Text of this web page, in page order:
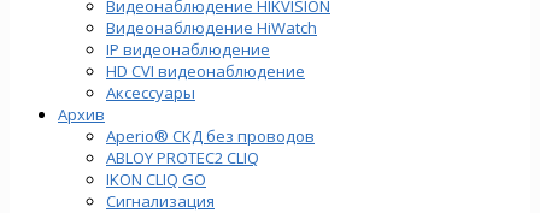
Видеонаблюдение HIKVISION
Видеонаблюдение HiWatch
IP видеонаблюдение
HD CVI видеонаблюдение
Аксессуары
Архив
Aperio® СКД без проводов
ABLOY PROTEC2 CLIQ
IKON CLIQ GO
Сигнализация